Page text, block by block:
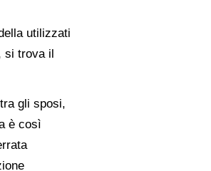
utilizzati
si trova il
gli sposi,
è così